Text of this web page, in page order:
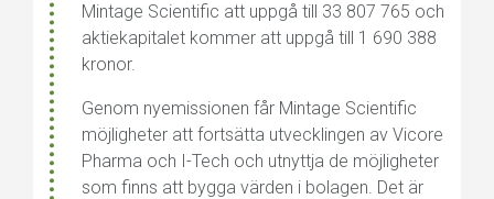
Mintage Scientific att uppgå till 33 807 765 och
aktiekapitalet kommer att uppgå till 1 690 388
kronor.
Genom nyemissionen får Mintage Scientific
möjligheter att fortsätta utvecklingen av Vicore
Pharma och I-Tech och utnyttja de möjligheter
som finns att bygga värden i bolagen. Det är